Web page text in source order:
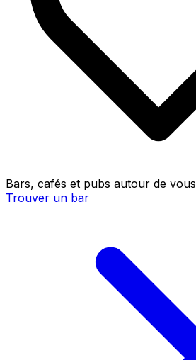
Bars, cafés et pubs autour de vous
Trouver un bar